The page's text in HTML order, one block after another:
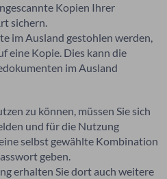
Kopien Ihrer
sichern.
im Ausland gestohlen werden,
eine Kopie. Dies kann die
im Ausland
zu können, müssen Sie sich
und für die Nutzung
selbst gewählte Kombination
geben.
erhalten Sie dort auch weitere